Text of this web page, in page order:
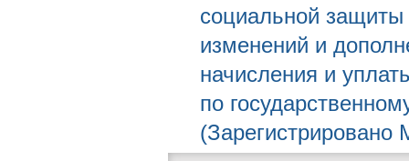
социальной
изменений и
начисления и
по